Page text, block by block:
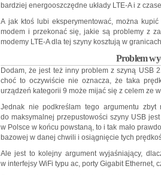
bardziej energooszczędne układy LTE-A i z
A jak ktoś lubi eksperymentować, można
modem i przekonać się, jakie są problemy z
modemy LTE-A dla tej szyny kosztują w
Problem
Dodam, że jest też inny problem z szyną USB
choć to oczywiście nie oznacza, że taka
urządzeń kategorii 9 może mijać się z celem ze
Jednak nie podkreślam tego argumentu zbyt
do maksymalnej przepustowości szyny USB
w Polsce w końcu powstaną, to i tak mało
bazowej w danej chwili i osiągnięcie tych
Ale jest to kolejny argument wyjaśniający,
w interfejsy WiFi typu ac, porty Gigabit Ethernet,